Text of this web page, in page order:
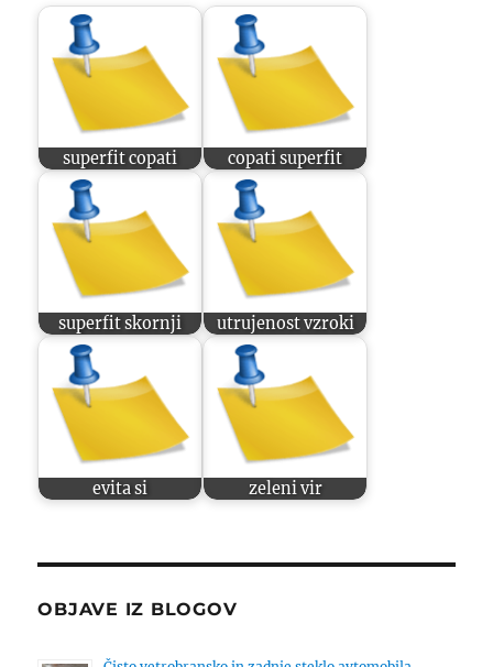
superfit copati copati superfit
superfit skornji utrujenost vzroki
evita si zeleni vir
OBJAVE IZ BLOGOV